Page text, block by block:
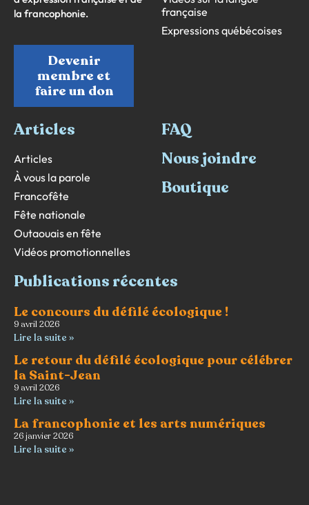
la francophonie.
Devenir
membre et
faire un don
française
Expressions québécoises
Articles
Articles
À vous la parole
Francofête
Fête nationale
Outaouais en fête
Vidéos promotionnelles
FAQ
Nous joindre
Boutique
Publications récentes
Le concours du défilé écologique !
9 avril 2026
Lire la suite »
Le retour du défilé écologique pour célébrer
la Saint-Jean
9 avril 2026
Lire la suite »
La francophonie et les arts numériques
26 janvier 2026
Lire la suite »